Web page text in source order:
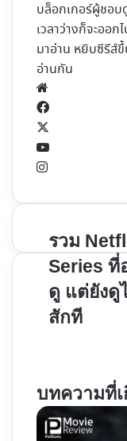
บล็อกเกอร์ผู้ชอบ
เวลาว่างก็จะออ
มาอ่าน หยิบซีรีส์
อ่านกัน
Facebook
YouTube
Instagram
รวม
Netflix
Series
ที่
อยาก
ดู
ไม่
จบ
รวม
Series ที่
ดู แต่ยังดู
สักที
บทความที่